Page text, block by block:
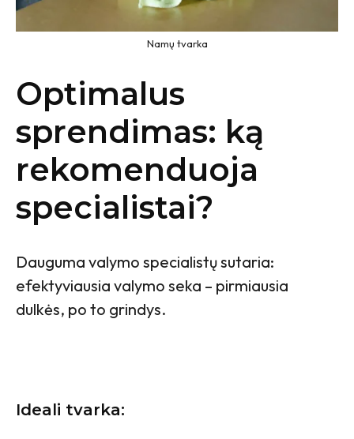
Namų tvarka
Optimalus
sprendimas: ką
rekomenduoja
specialistai?
Dauguma valymo specialistų sutaria:
efektyviausia valymo seka – pirmiausia
dulkės, po to grindys.
Ideali tvarka: